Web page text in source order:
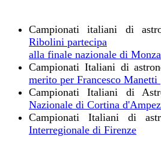
Campionati italiani di
Ribolini partecipa
alla finale nazionale di Monza
Campionati Italiani di
merito per Francesco Manetti
Campionati Italiani di
Nazionale di Cortina
Campionati Italiani di
Interregionale di Firenze